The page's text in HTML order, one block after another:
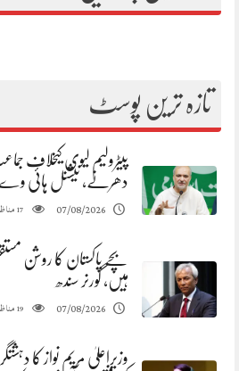
تازہ ترین پوسٹ
پیٹرولیم لیوی کیخلاف
دھرنے، نیشنل ہائی وے
07/08/2026
17
بچے پاکستان کا روشن
ہیں، گورنر سندھ
07/08/2026
19
وزیراعلیٰ مریم نواز کا